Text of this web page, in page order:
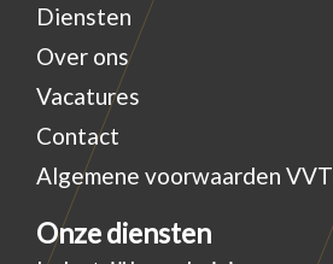
Diensten
Over ons
Vacatures
Contact
Algemene voorwaarden VVT
Onze diensten